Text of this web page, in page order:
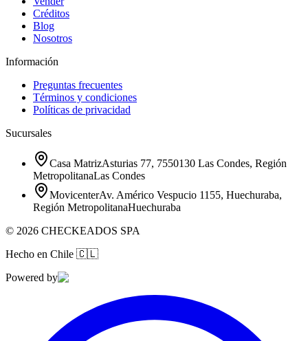
Créditos
Blog
Nosotros
Información
Preguntas frecuentes
Términos y condiciones
Políticas de privacidad
Sucursales
Casa MatrizAsturias 77, 7550130 Las Condes, Región
MetropolitanaLas Condes
MovicenterAv. Américo Vespucio 1155, Huechuraba,
Región MetropolitanaHuechuraba
© 2026 CHECKEADOS SPA
Hecho en Chile 🇨🇱
Powered by